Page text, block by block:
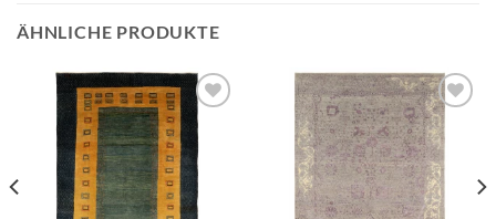
ÄHNLICHE PRODUKTE
Zur
Auswahl
hinzufügen
Zur
Auswahl
hinzufügen